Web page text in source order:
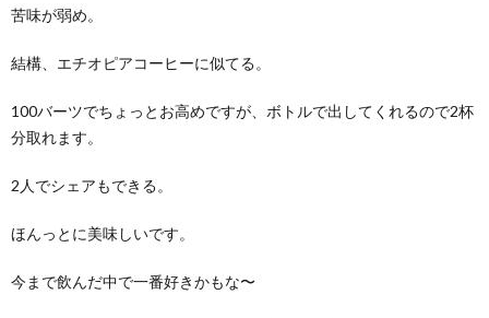
苦味が弱め。
結構、エチオピアコーヒーに似てる。
100バーツでちょっとお高めですが、ボトルで出してくれるので2杯
分取れます。
2人でシェアもできる。
ほんっとに美味しいです。
今まで飲んだ中で一番好きかもな〜